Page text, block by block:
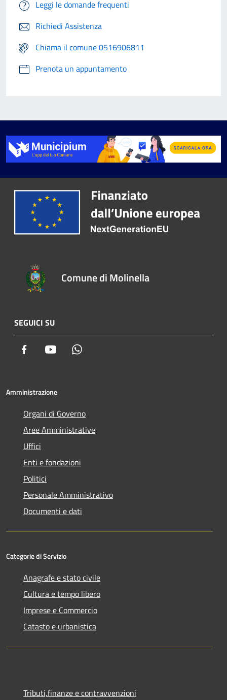
Leggi le domande frequenti
Richiedi Assistenza
Chiama il comune 0516906811
Prenota un appuntamento
Comune di Molinella
SEGUICI SU
Facebook Youtube
Amministrazione
Organi di Governo
Aree Amministrative
Uffici
Enti e fondazioni
Politici
Personale Amministrativo
Documenti e dati
Categorie di Servizio
Anagrafe e stato civile
Cultura e tempo libero
Imprese e Commercio
Catasto e urbanistica
Tributi,finanze e contravvenzioni